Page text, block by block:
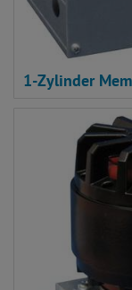
1-Zylinder